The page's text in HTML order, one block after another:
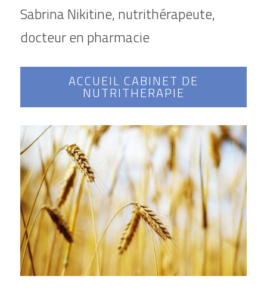
Sabrina Nikitine, nutrithérapeute,
docteur en pharmacie
ACCUEIL CABINET DE
NUTRITHERAPIE